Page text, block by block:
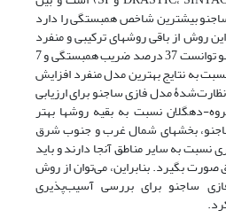
بیشترین شاخص همبستگی را دارد
روش از باقی روش‏های ترکیبی و منفرد
بیشتر است. مدل فازی ساجنو توانست 37 درصد ضریب همبستگی و 7
به نتایج بهترین مدل منفرد افزایش
مدل فازی ساجنو برای ارزیابی
دهگلان نسبت به بقیه روش‏ها بهتر
بخش‏های شمال‏ غرب و جنوب‏ شرق
به سایر مناطق آنجا دارند و باید
صورت بگیرد. بنابراین، می‌توان از روش
ساجنو برای بررسی آسیب‌پذیری